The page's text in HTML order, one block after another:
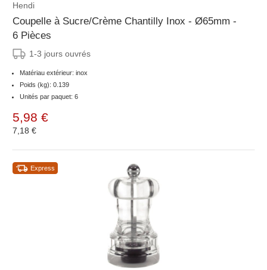
Hendi
Coupelle à Sucre/Crème Chantilly Inox - Ø65mm -
6 Pièces
1-3 jours ouvrés
Matériau extérieur: inox
Poids (kg): 0.139
Unités par paquet: 6
5,98 €
7,18 €
Express